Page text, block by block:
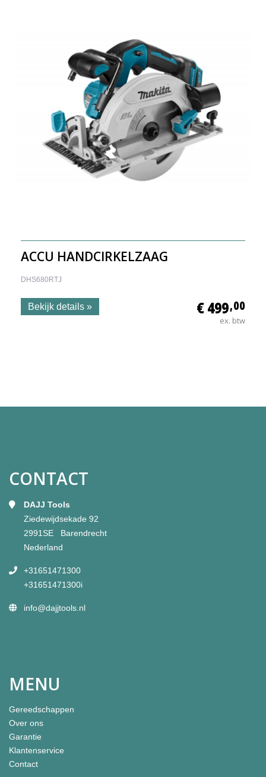
ACCU HANDCIRKELZAAG
DHS680RTJ
€ 499,00
ex. btw
Bekijk details »
CONTACT
DAJJ Tools
Ziedewijdsekade 92
2991SE Barendrecht
Nederland
+31651471300
+31651471300i
info@dajjtools.nl
MENU
Gereedschappen
Over ons
Garantie
Klantenservice
Contact